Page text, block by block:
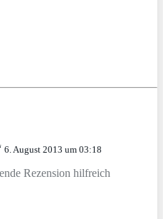
6. August 2013 um 03:18
Rezension hilfreich